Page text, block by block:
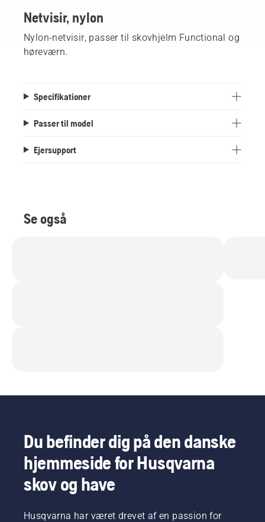
Netvisir, nylon
Nylon-netvisir, passer til skovhjelm Functional og
høreværn.
Specifikationer
Passer til model
Ejersupport
Se også
Du befinder dig på den danske
hjemmeside for Husqvarna
skov og have
Husqvarna har været drevet af en passion for